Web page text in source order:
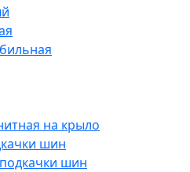
на крыло
шин
шин